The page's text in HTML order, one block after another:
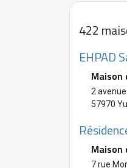
422
EHPAD
Maison
2
57970
Maison
7 rue